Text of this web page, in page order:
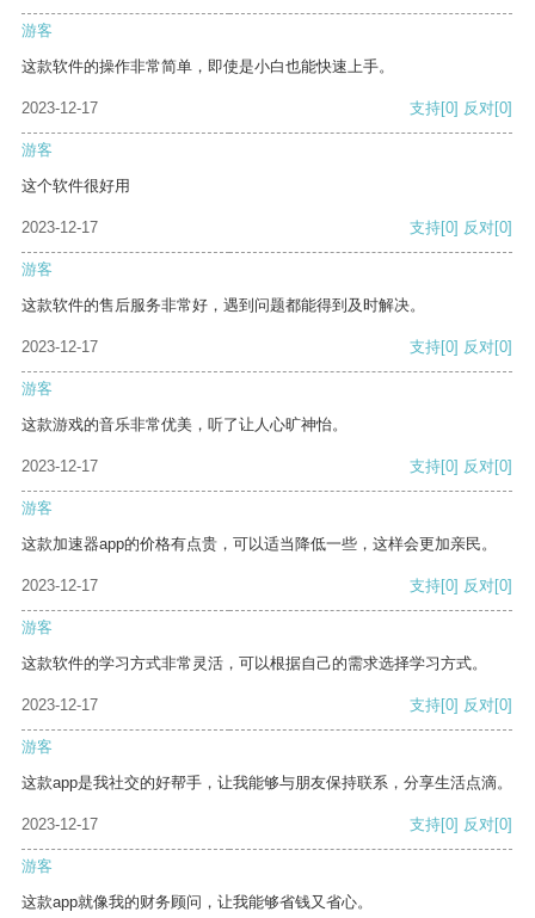
游客
这款软件的操作非常简单，即使是小白也能快速上手。
2023-12-17 支持[0] 反对[0]
游客
这个软件很好用
2023-12-17 支持[0] 反对[0]
游客
这款软件的售后服务非常好，遇到问题都能得到及时解决。
2023-12-17 支持[0] 反对[0]
游客
这款游戏的音乐非常优美，听了让人心旷神怡。
2023-12-17 支持[0] 反对[0]
游客
这款加速器app的价格有点贵，可以适当降低一些，这样会更加亲民。
2023-12-17 支持[0] 反对[0]
游客
这款软件的学习方式非常灵活，可以根据自己的需求选择学习方式。
2023-12-17 支持[0] 反对[0]
游客
这款app是我社交的好帮手，让我能够与朋友保持联系，分享生活点滴。
2023-12-17 支持[0] 反对[0]
游客
这款app就像我的财务顾问，让我能够省钱又省心。